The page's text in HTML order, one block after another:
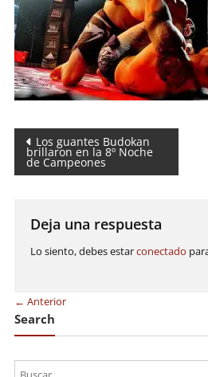
Navegación
de
Los guantes Budokan
brillaron en la 8º Noche
de Campeones
Deja una respuesta
Lo siento, debes estarconectado
← Anterior
Search